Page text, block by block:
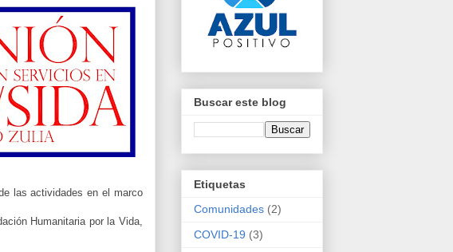
las actividades en el marco
Humanitaria por la Vida,
Buscar este blog
Etiquetas
Comunidades (2)
COVID-19 (3)